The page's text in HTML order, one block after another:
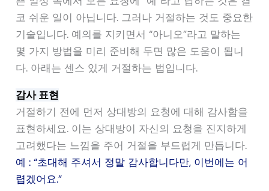
코 쉬운 일이 아닙니다. 그러나 거절하는 것도 중요한
기술입니다. 예의를 지키면서 “아니오”라고 말하는
몇 가지 방법을 미리 준비해 두면 많은 도움이 됩니
다. 아래는 센스 있게 거절하는 법입니다.
감사 표현
거절하기 전에 먼저 상대방의 요청에 대해 감사함을
표현하세요. 이는 상대방이 자신의 요청을 진지하게
고려했다는 느낌을 주어 거절을 부드럽게 만듭니다.
예 : “초대해 주셔서 정말 감사합니다만, 이번에는 어
렵겠어요.”